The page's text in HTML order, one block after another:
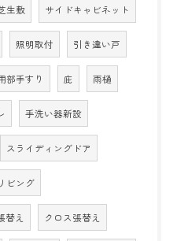
生敷 サイドキャビネット
照明取付 引き違い戸
部手すり 庇 雨樋
手洗い器新設
スライディングドア
リビング
替え クロス張替え